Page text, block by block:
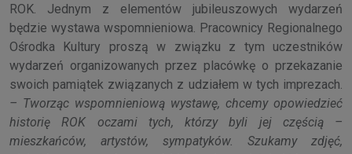
ROK. Jednym z elementów jubileuszowych wydarzeń
będzie wystawa wspomnieniowa. Pracownicy Regionalnego
Ośrodka Kultury proszą w związku z tym uczestników
wydarzeń organizowanych przez placówkę o przekazanie
swoich pamiątek związanych z udziałem w tych imprezach.
– Tworząc wspomnieniową wystawę, chcemy opowiedzieć
historię ROK oczami tych, którzy byli jej częścią –
mieszkańców, artystów, sympatyków. Szukamy zdjęć,